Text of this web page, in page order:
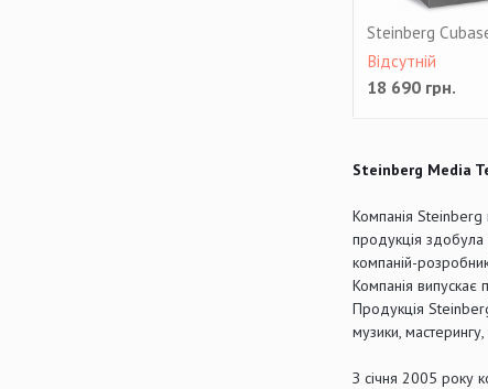
Steinberg
Відсутній
18 690 грн.
Steinberg Media
Компанія Steinberg
продукція здобула
компаній-
Компанія випускає
Продукція
музики,
З січня 2005 року